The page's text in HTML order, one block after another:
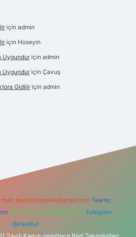
için admin
için Hüseyin
Uygundur için admin
Uygundur için Çavuş
Gidilir için admin
mail: backlinkpaneli@gmail.com Teams:
Whatsapp: 0262 606 0 726 Telegram:
@karabul